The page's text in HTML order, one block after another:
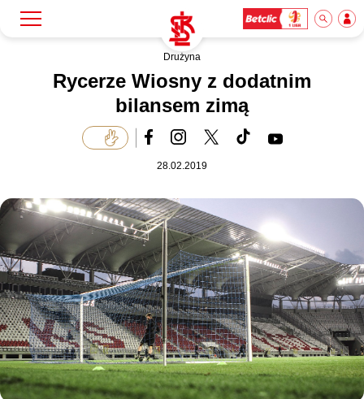
Akademia
Biznes
Dla mediów
Drużyna
Rycerze Wiosny z dodatnim
bilansem zimą
28.02.2019